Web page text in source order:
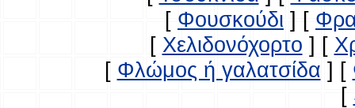
[ Φουσκούδι ] [
[ Χελιδονόχορτο ] [
[ Φλώμος ή γαλατσίδα ] [
[